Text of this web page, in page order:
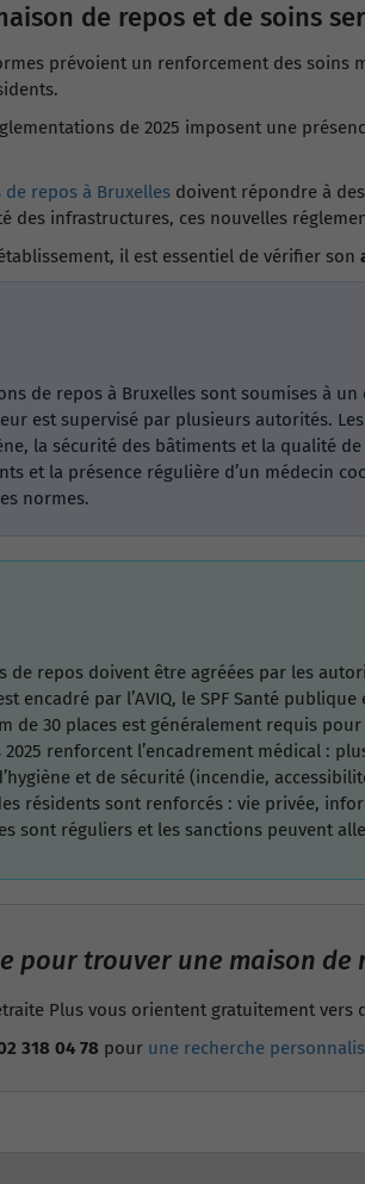
de repos et de soins
prévoient un renforcement des soins
de 2025 imposent une
de repos à Bruxelles doivent répondre à
des infrastructures, ces nouvelles
il est essentiel de vérifier son
de repos à Bruxelles sont soumises à
est supervisé par plusieurs autorités.
la sécurité des bâtiments et la qualité
et la présence régulière d’un médecin
normes.
de repos doivent être agréées par les
encadré par l’AVIQ, le SPF Santé
de 30 places est généralement requis pour
2025 renforcent l’encadrement médical :
et de sécurité (incendie,
résidents sont renforcés : vie privée,
sont réguliers et les sanctions peuvent
pour trouver une maison de
Plus vous orientent gratuitement
318 04 78 pour une recherche